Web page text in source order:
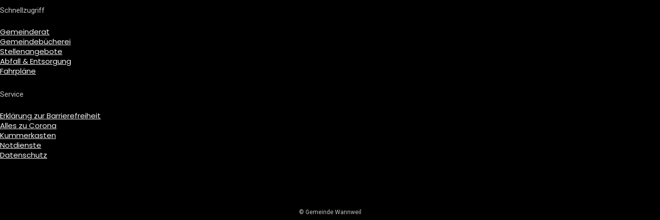
Schnellzugriff
Gemeinderat
Gemeindebücherei
Stellenangebote
Abfall & Entsorgung
Fahrpläne
Service
Erklärung zur Barrierefreiheit
Alles zu Corona
Kummerkasten
Notdienste
Datenschutz
© Gemeinde Wannweil